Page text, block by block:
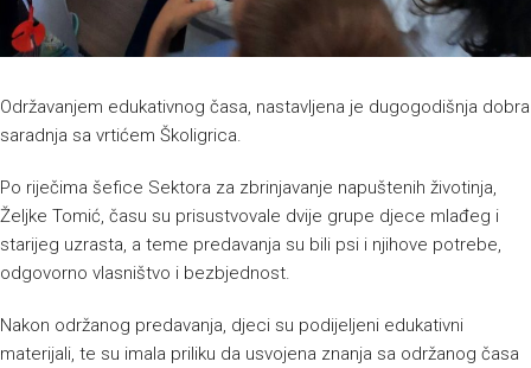
Održavanjem edukativnog časa, nastavljena je dugogodišnja dobra
saradnja sa vrtićem Školigrica.
Po riječima šefice Sektora za zbrinjavanje napuštenih životinja,
Željke Tomić, času su prisustvovale dvije grupe djece mlađeg i
starijeg uzrasta, a teme predavanja su bili psi i njihove potrebe,
odgovorno vlasništvo i bezbjednost.
Nakon održanog predavanja, djeci su podijeljeni edukativni
materijali, te su imala priliku da usvojena znanja sa održanog časa